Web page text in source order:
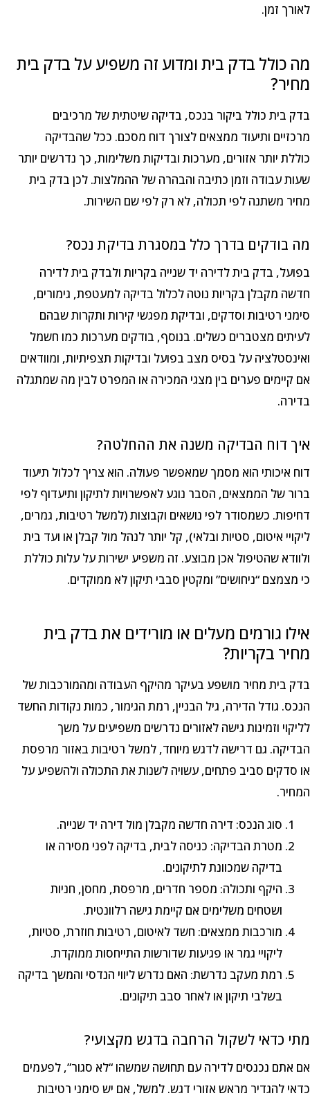
לאורך זמן.
מה כולל בדק בית ומדוע זה משפיע על בדק בית
מחיר?
בדק בית כולל ביקור בנכס, בדיקה שיטתית של מרכיבים
מרכזיים ותיעוד ממצאים לצורך דוח מסכם. ככל שהבדיקה
כוללת יותר אזורים, מערכות ובדיקות משלימות, כך נדרשים יותר
שעות עבודה וזמן כתיבה והבהרה של ההמלצות. לכן בדק בית
מחיר משתנה לפי תכולה, לא רק לפי שם השירות.
מה בודקים בדרך כלל במסגרת בדיקת נכס?
בפועל, בדק בית לדירה יד שנייה בקריות ולבדק בית לדירה
חדשה מקבלן בקריות נוטה לכלול בדיקה למעטפת, גימורים,
סימני רטיבות וסדקים, ובדיקת מפגשי קירות ותקרות שבהם
לעיתים מצטברים כשלים. בנוסף, בודקים מערכות כמו חשמל
ואינסטלציה על בסיס מצב בפועל ובדיקות תצפיתיות, ומוודאים
אם קיימים פערים בין מצגי המכירה או המפרט לבין מה שמתגלה
בדירה.
איך דוח הבדיקה משנה את ההחלטה?
דוח איכותי הוא מסמך שמאפשר פעולה. הוא צריך לכלול תיעוד
ברור של הממצאים, הסבר נוגע לאפשרויות לתיקון ותיעדוף לפי
דחיפות. כשמסודר לפי נושאים וקבוצות (למשל רטיבות, גמרים,
ליקויי איטום, סטיות ובלאי), קל יותר לנהל מול קבלן או ועד בית
ולוודא שהטיפול אכן מבוצע. זה משפיע ישירות על עלות כוללת
כי מצמצם “ניחושים” ומקטין סבבי תיקון לא ממוקדים.
אילו גורמים מעלים או מורידים את בדק בית
מחיר בקריות?
בדק בית מחיר מושפע בעיקר מהיקף העבודה ומהמורכבות של
הנכס. גודל הדירה, גיל הבניין, רמת הגימור, כמות נקודות החשד
לליקוי וזמינות גישה לאזורים נדרשים משפיעים על משך
הבדיקה. גם דרישה לדגש מיוחד, למשל רטיבות באזור מרפסת
או סדקים סביב פתחים, עשויה לשנות את התכולה ולהשפיע על
המחיר.
סוג הנכס: דירה חדשה מקבלן מול דירה יד שנייה.
מטרת הבדיקה: כניסה לבית, בדיקה לפני מסירה או
בדיקה שמכוונת לתיקונים.
היקף ותכולה: מספר חדרים, מרפסת, מחסן, חניות
ושטחים משלימים אם קיימת גישה רלוונטית.
מורכבות ממצאים: חשד לאיטום, רטיבות חוזרת, סטיות,
ליקויי גמר או פגיעות שדורשות התייחסות ממוקדת.
רמת מעקב נדרשת: האם נדרש ליווי הנדסי והמשך בדיקה
בשלבי תיקון או לאחר סבב תיקונים.
מתי כדאי לשקול הרחבה בדגש מקצועי?
אם אתם נכנסים לדירה עם תחושה שמשהו “לא סגור”, לפעמים
כדאי להגדיר מראש אזורי דגש. למשל, אם יש סימני רטיבות